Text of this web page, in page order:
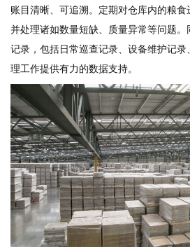
账目清晰、可追溯。定期对仓库内的粮
并处理诸如数量短缺、质量异常等问题
记录，包括日常巡查记录、设备维护记
理工作提供有力的数据支持。